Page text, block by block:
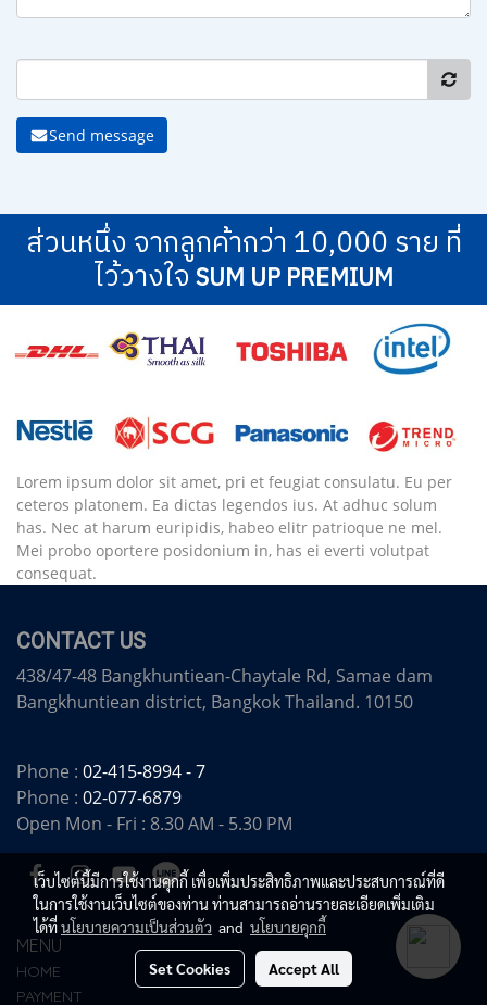
Send message
ส่วนหนึ่ง จากลูกค้ากว่า 10,000 ราย ที่
ไว้วางใจSUM UP PREMIUM
Lorem ipsum dolor sit amet, pri et feugiat consulatu. Eu per
ceteros platonem. Ea dictas legendos ius. At adhuc solum
has. Nec at harum euripidis, habeo elitr patrioque ne mel.
Mei probo oportere posidonium in, has ei everti volutpat
consequat.
CONTACT US
438/47-48 Bangkhuntiean-Chaytale Rd, Samae dam
Bangkhuntiean district, Bangkok Thailand. 10150
Phone : 02-415-8994 - 7
Phone : 02-077-6879
Open Mon - Fri : 8.30 AM - 5.30 PM
MENU
HOME
PAYMENT
เว็บไซต์นี้มีการใช้งานคุกกี้ เพื่อเพิ่มประสิทธิภาพและประสบการณ์ที่ดี
ในการใช้งานเว็บไซต์ของท่าน ท่านสามารถอ่านรายละเอียดเพิ่มเติม
ได้ที่นโยบายความเป็นส่วนตัว and นโยบายคุกกี้
Set Cookies Accept All